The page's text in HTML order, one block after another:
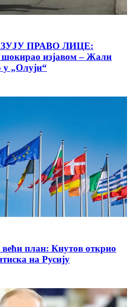
ПРАВО ЛИЦЕ:
изјавом – Жали
у „Олуји“
план: Кнутов открио
на Русију